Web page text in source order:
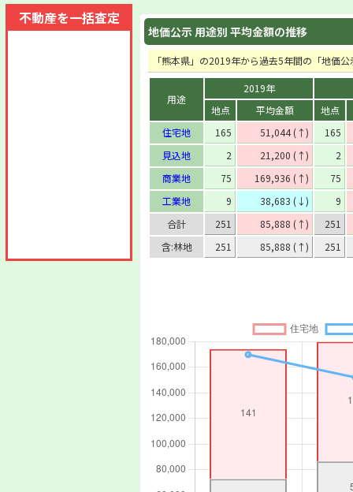
地価公示 用途別 平均金額の推移
「熊本県」の2019年から過去5年間の「地価
用途
2019年
地点
平均金額
地点
住宅地
165 51,044 (↑)
165
見込地
2 21,200 (↑)
2
商業地
75 169,936 (↑)
75
工業地
9 38,683 (↓)
9
合計
251 85,888 (↑)
251
含:林地
251 85,888 (↑) 251
不動産を一括査定